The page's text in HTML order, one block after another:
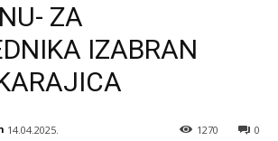
ZA
IZABRAN
14.04.2025. 0
1270